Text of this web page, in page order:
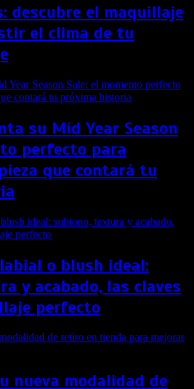
descubre el maquillaje
el clima de tu
su Mid Year Season
perfecto para
que contará tu
o blush ideal:
y acabado, las claves
perfecto
nueva modalidad de